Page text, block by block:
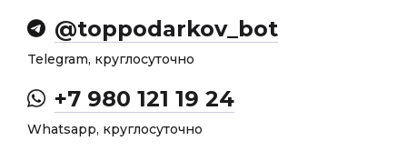
@toppodarkov_bot
Telegram, круглосуточно
+7 980 121 19 24
Whatsapp, круглосуточно